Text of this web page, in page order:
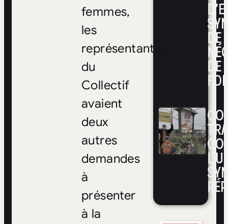
DE
DE
FOI
femmes,
les
représentantes
du
Collectif
avaient
deux
autres
demandes
à
présenter
à la